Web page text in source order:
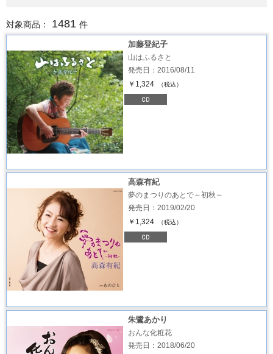
対象商品： 1481 件
加藤登紀子
山はふるさと
発売日：2016/08/11
￥1,324
（税込）
高森有紀
夢のまつりのあとで～初秋～
発売日：2019/02/20
￥1,324
（税込）
朱鷺あかり
おんな化粧花
発売日：2018/06/20